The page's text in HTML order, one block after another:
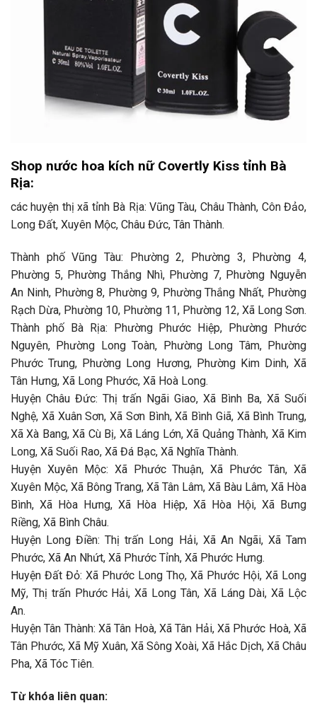
Shop nước hoa kích nữ Covertly Kiss tỉnh Bà
Rịa:
các huyện thị xã tỉnh Bà Rịa: Vũng Tàu, Châu Thành, Côn Đảo,
Long Đất, Xuyên Mộc, Châu Đức, Tân Thành.
Thành phố Vũng Tàu: Phường 2, Phường 3, Phường 4,
Phường 5, Phường Thắng Nhì, Phường 7, Phường Nguyễn
An Ninh, Phường 8, Phường 9, Phường Thắng Nhất, Phường
Rạch Dừa, Phường 10, Phường 11, Phường 12, Xã Long Sơn.
Thành phố Bà Rịa: Phường Phước Hiệp, Phường Phước
Nguyên, Phường Long Toàn, Phường Long Tâm, Phường
Phước Trung, Phường Long Hương, Phường Kim Dinh, Xã
Tân Hưng, Xã Long Phước, Xã Hoà Long.
Huyện Châu Đức: Thị trấn Ngãi Giao, Xã Bình Ba, Xã Suối
Nghệ, Xã Xuân Sơn, Xã Sơn Bình, Xã Bình Giã, Xã Bình Trung,
Xã Xà Bang, Xã Cù Bị, Xã Láng Lớn, Xã Quảng Thành, Xã Kim
Long, Xã Suối Rao, Xã Đá Bạc, Xã Nghĩa Thành.
Huyện Xuyên Mộc: Xã Phước Thuận, Xã Phước Tân, Xã
Xuyên Mộc, Xã Bông Trang, Xã Tân Lâm, Xã Bàu Lâm, Xã Hòa
Bình, Xã Hòa Hưng, Xã Hòa Hiệp, Xã Hòa Hội, Xã Bưng
Riềng, Xã Bình Châu.
Huyện Long Điền: Thị trấn Long Hải, Xã An Ngãi, Xã Tam
Phước, Xã An Nhứt, Xã Phước Tỉnh, Xã Phước Hưng.
Huyện Đất Đỏ: Xã Phước Long Thọ, Xã Phước Hội, Xã Long
Mỹ, Thị trấn Phước Hải, Xã Long Tân, Xã Láng Dài, Xã Lộc
An.
Huyện Tân Thành: Xã Tân Hoà, Xã Tân Hải, Xã Phước Hoà, Xã
Tân Phước, Xã Mỹ Xuân, Xã Sông Xoài, Xã Hắc Dịch, Xã Châu
Pha, Xã Tóc Tiên.
Từ khóa liên quan: